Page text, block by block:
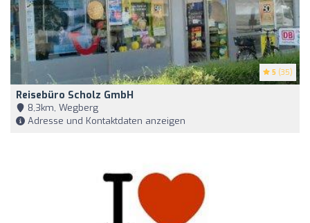
5 (35)
Reisebüro Scholz GmbH
8,3km, Wegberg
Adresse und Kontaktdaten anzeigen